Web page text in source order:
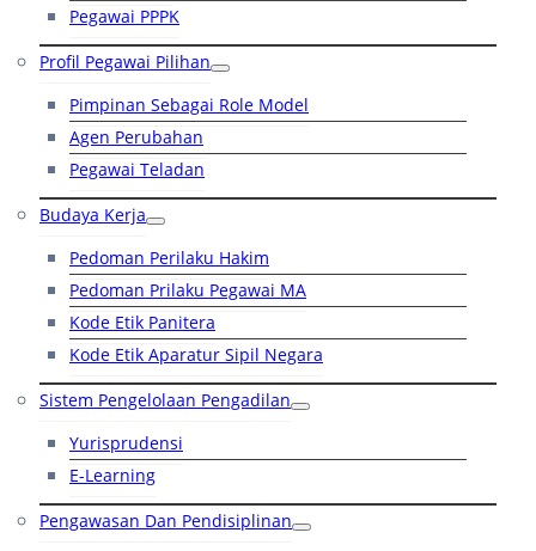
Pegawai PPPK
Profil Pegawai Pilihan
Pimpinan Sebagai Role Model
Agen Perubahan
Pegawai Teladan
Budaya Kerja
Pedoman Perilaku Hakim
Pedoman Prilaku Pegawai MA
Kode Etik Panitera
Kode Etik Aparatur Sipil Negara
Sistem Pengelolaan Pengadilan
Yurisprudensi
E-Learning
Pengawasan Dan Pendisiplinan